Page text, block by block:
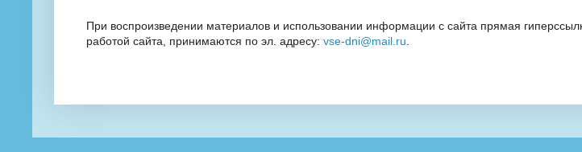
При воспроизведении материалов и использовании информации с сайта прямая
работой сайта, принимаются по эл. адресу: vse-dni@mail.ru.